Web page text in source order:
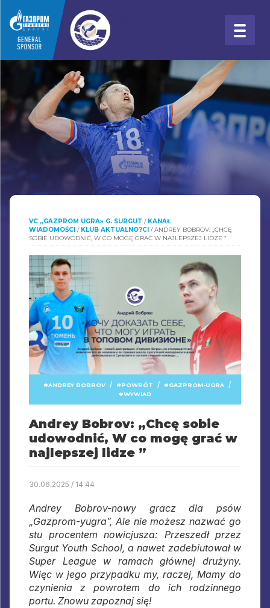
VC „GAZPROM UGRA» G. SURGUT / KANAŁ
WIADOMOŚCI / KLUB AKTUALNO?CI /ANDREY BOBROV: „CHCĘ
SOBIE UDOWODNIĆ, W CO MOGĘ GRAĆ W NAJLEPSZEJ LIDZE ”
ANDREY BOBROV / POWRÓT / GAZPROM-UGRA /
WYWIAD
Andrey Bobrov: „Chcę sobie
udowodnić, W co mogę grać w
najlepszej lidze ”
30.06.2025 / 14:44
Andrey Bobrov-nowy gracz dla psów
„Gazprom-yugra”, Ale nie możesz nazwać go
stu procentem nowicjusza: Przeszedł przez
Surgut Youth School, a nawet zadebiutował w
Super League w ramach głównej drużyny.
Więc w jego przypadku my, raczej, Mamy do
czynienia z powrotem do ich rodzinnego
portu. Znowu zapoznaj się!